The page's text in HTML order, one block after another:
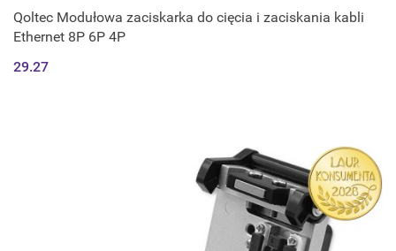
Qoltec Modułowa zaciskarka do cięcia i zaciskania kabli
Ethernet 8P 6P 4P
29.27